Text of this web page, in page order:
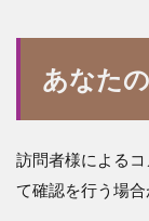
あなた
訪問者様による
て確認を行う場合